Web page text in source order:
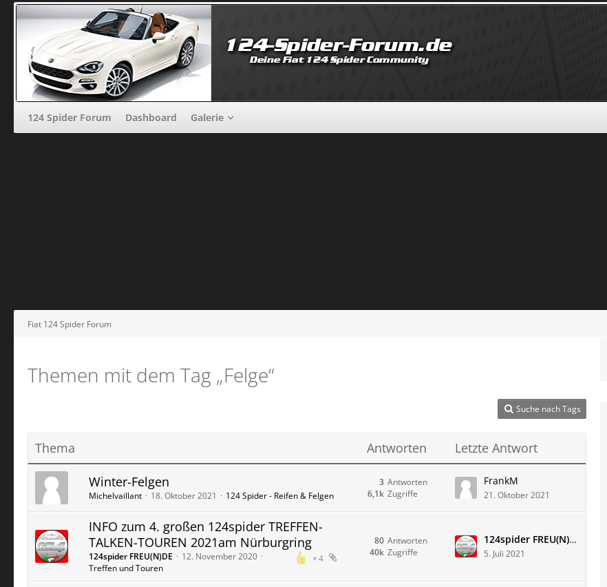
124 Spider Forum Dashboard Galerie
Fiat 124 Spider Forum
Themen mit dem Tag „Felge“
Suche nach Tags
Thema Antworten Letzte Antwort
Winter-Felgen
Michelvaillant 18. Oktober 2021 124 Spider - Reifen & Felgen
Antworten
3
Zugriffe
6,1k
FrankM
21. Oktober 2021
INFO zum 4. großen 124spider TREFFEN-
TALKEN-TOUREN 2021am Nürburgring
4
124spider FREU(N)DE
12. November 2020
Treffen und Touren
Antworten
80
Zugriffe
40k
124spider FREU(N)DE
5. Juli 2021